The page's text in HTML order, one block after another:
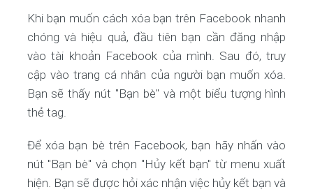
Khi bạn muốn cách xóa bạn trên Facebook nhanh
chóng và hiệu quả, đầu tiên bạn cần đăng nhập
vào tài khoản Facebook của mình. Sau đó, truy
cập vào trang cá nhân của người bạn muốn xóa.
Bạn sẽ thấy nút "Bạn bè" và một biểu tượng hình
thẻ tag.
Để xóa bạn bè trên Facebook, bạn hãy nhấn vào
nút "Bạn bè" và chọn "Hủy kết bạn" từ menu xuất
hiện. Bạn sẽ được hỏi xác nhận việc hủy kết bạn và